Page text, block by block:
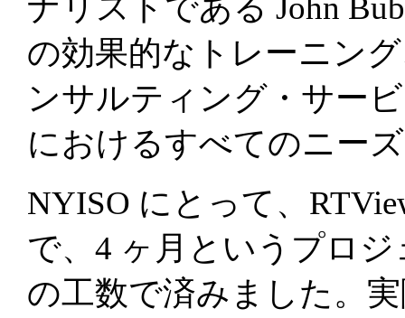
ナリストである John
の効果的なトレーニン
ンサルティング・サー
におけるすべてのニー
NYISO にとって、
で、4 ヶ月というプロ
の工数で済みました。